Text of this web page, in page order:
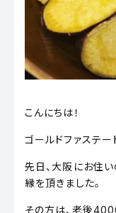
こんにちは！
ゴールドファステ
先日、大阪にお住
縁を頂きました。
その方は、老後